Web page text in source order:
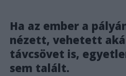
Ha az ember a
nézett, vehetett
távcsövet is,
sem talált.